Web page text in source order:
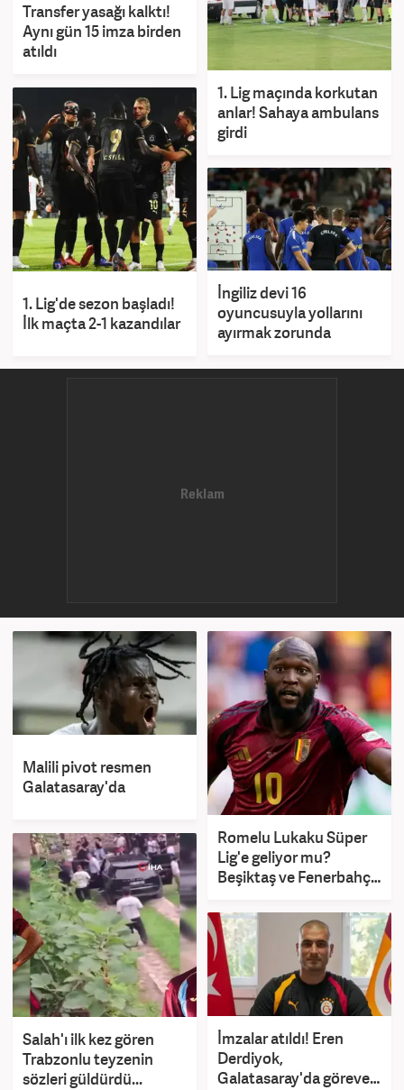
Transfer yasağı kalktı!
Aynı gün 15 imza birden
atıldı
1. Lig maçında korkutan
anlar! Sahaya ambulans
girdi
1. Lig'de sezon başladı!
İlk maçta 2-1 kazandılar
İngiliz devi 16
oyuncusuyla yollarını
ayırmak zorunda
Malili pivot resmen
Galatasaray'da
Romelu Lukaku Süper
Lig'e geliyor mu?
Beşiktaş ve Fenerbahçe
Salah'ı ilk kez gören
Trabzonlu teyzenin
sözleri güldürdü...
İmzalar atıldı! Eren
Derdiyok,
Galatasaray'da göreve